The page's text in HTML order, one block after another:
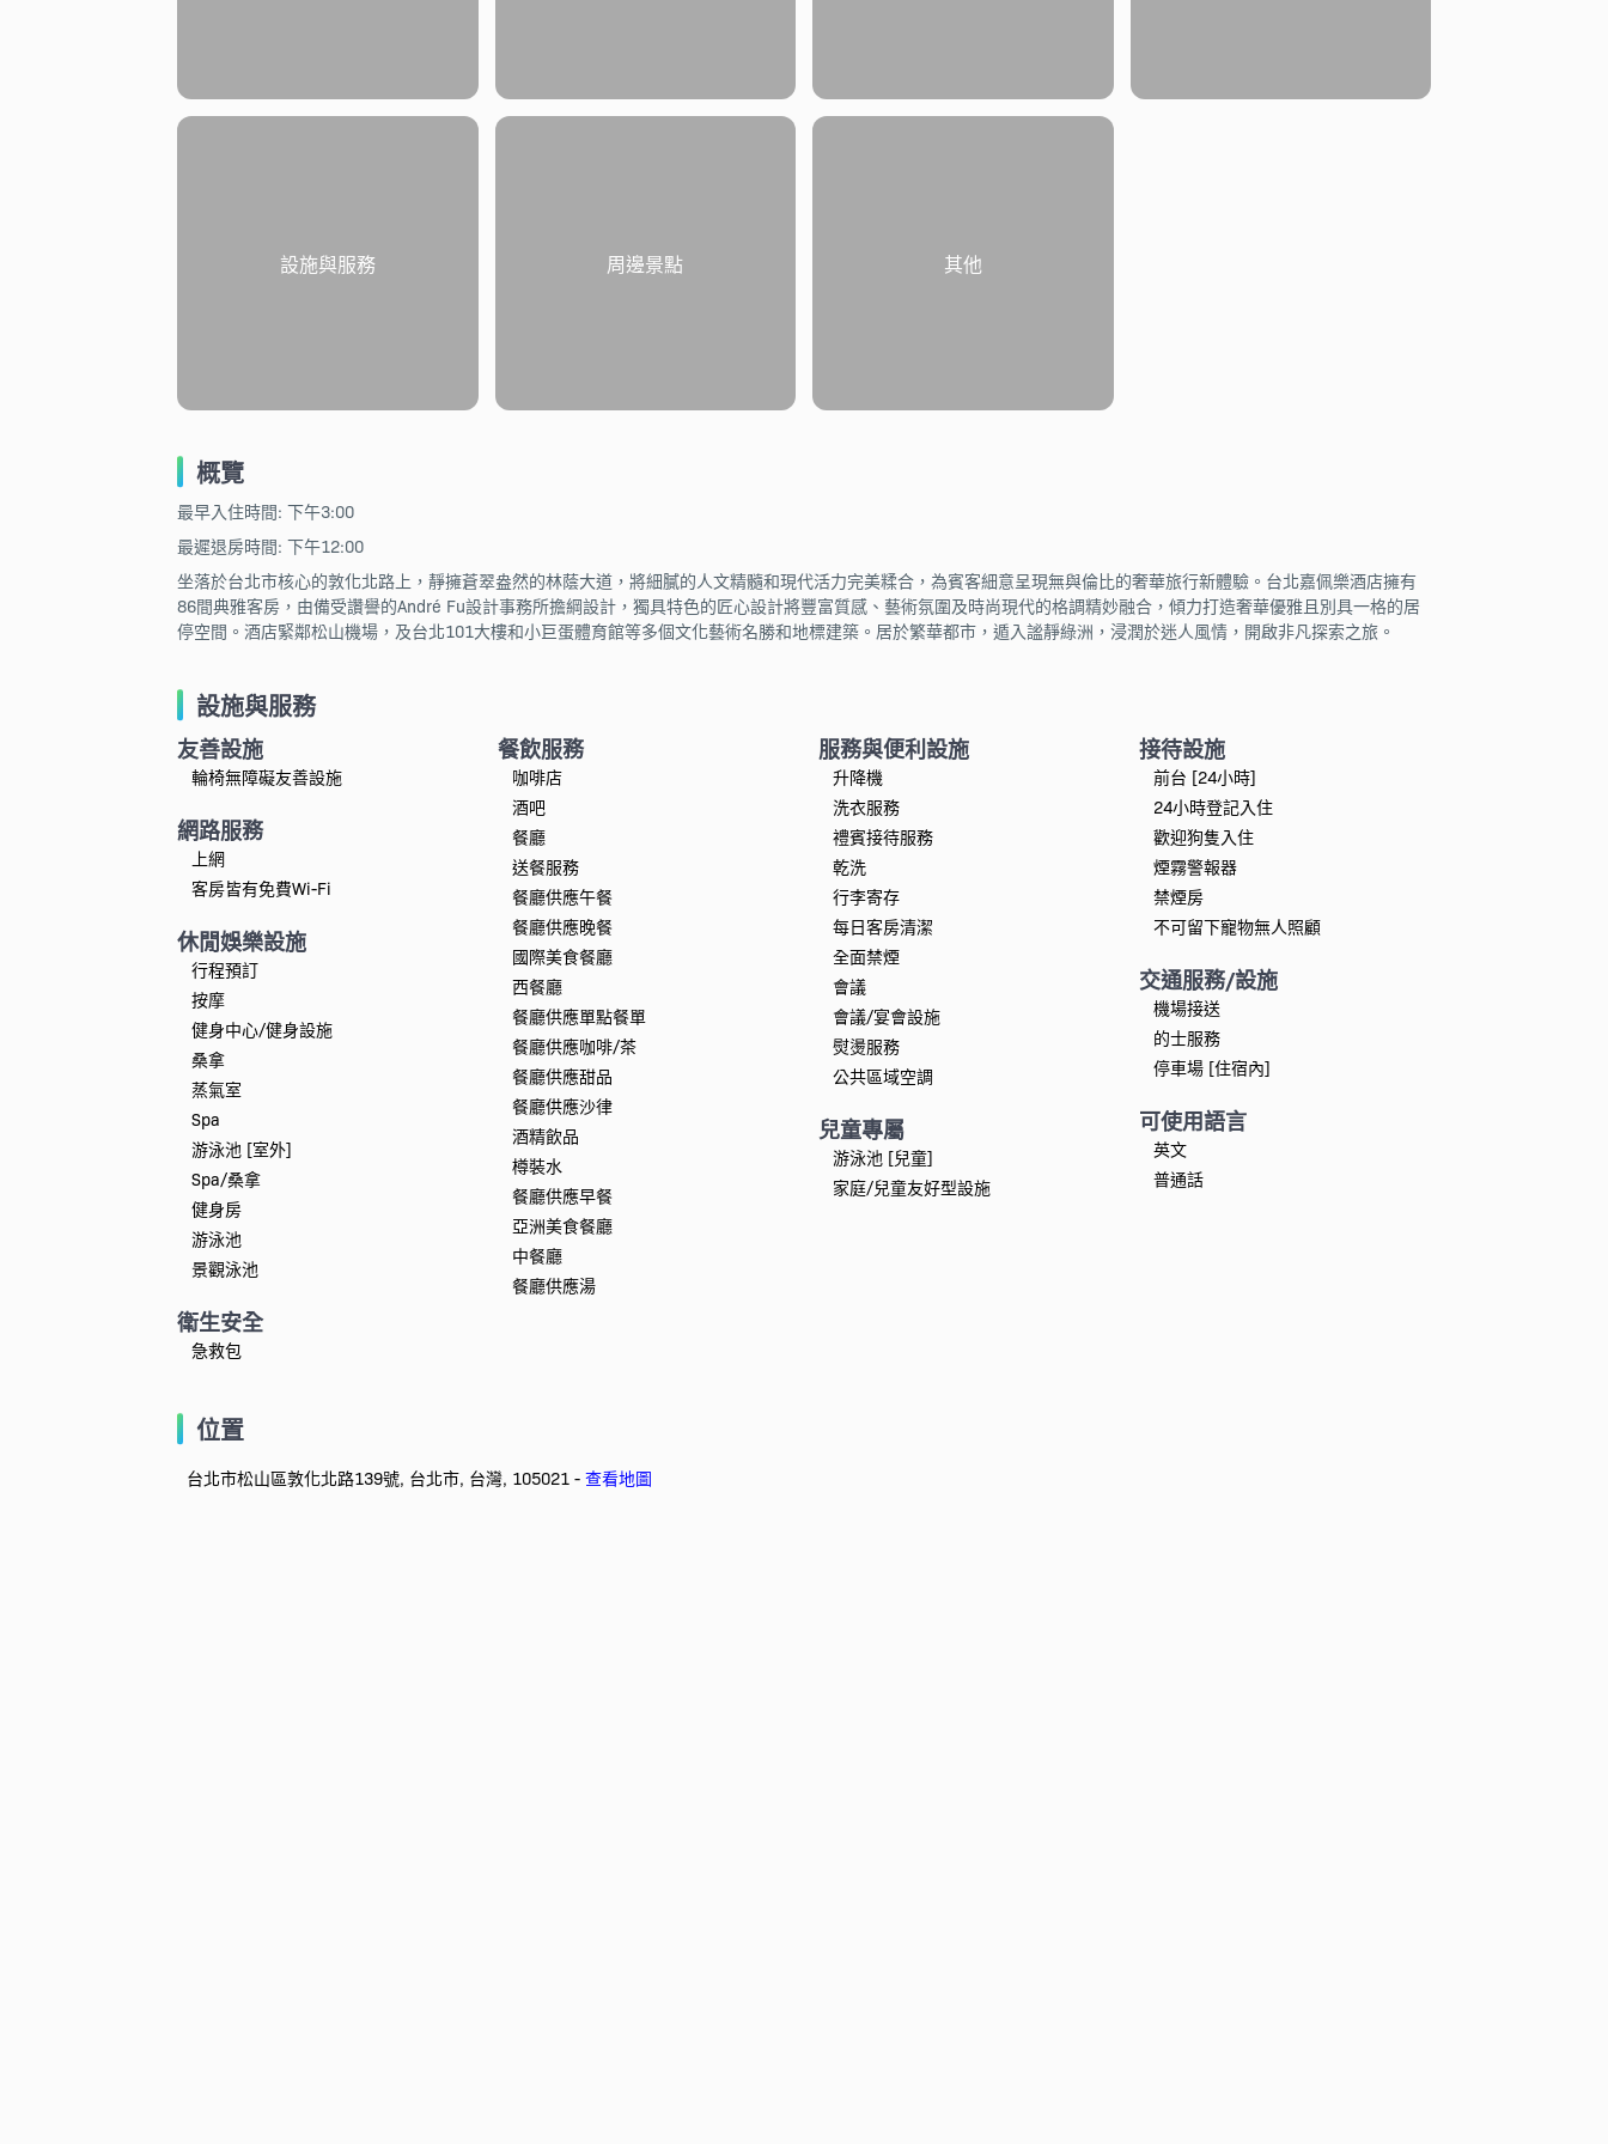
設施與服務 周邊景點 其他
概覽
最早入住時間: 下午3:00
最遲退房時間: 下午12:00
坐落於台北市核心的敦化北路上，靜擁蒼翠盎然的林蔭大道，將細膩的人文精髓和現代活力完美糅合，為賓客細意呈現無與倫比的奢華旅行新體驗。台北嘉佩樂酒店擁有
86間典雅客房，由備受讚譽的André Fu設計事務所擔綱設計，獨具特色的匠心設計將豐富質感、藝術氛圍及時尚現代的格調精妙融合，傾力打造奢華優雅且別具一格的居
停空間。酒店緊鄰松山機場，及台北101大樓和小巨蛋體育館等多個文化藝術名勝和地標建築。居於繁華都市，遁入謐靜綠洲，浸潤於迷人風情，開啟非凡探索之旅。
設施與服務
友善設施
輪椅無障礙友善設施
網路服務
上網
客房皆有免費Wi-Fi
休閒娛樂設施
行程預訂
按摩
健身中心/健身設施
桑拿
蒸氣室
Spa
游泳池 [室外]
Spa/桑拿
健身房
游泳池
景觀泳池
衛生安全
急救包
餐飲服務
咖啡店
酒吧
餐廳
送餐服務
餐廳供應午餐
餐廳供應晚餐
國際美食餐廳
西餐廳
餐廳供應單點餐單
餐廳供應咖啡/茶
餐廳供應甜品
餐廳供應沙律
酒精飲品
樽裝水
餐廳供應早餐
亞洲美食餐廳
中餐廳
餐廳供應湯
服務與便利設施
升降機
洗衣服務
禮賓接待服務
乾洗
行李寄存
每日客房清潔
全面禁煙
會議
會議/宴會設施
熨燙服務
公共區域空調
兒童專屬
游泳池 [兒童]
家庭/兒童友好型設施
接待設施
前台 [24小時]
24小時登記入住
歡迎狗隻入住
煙霧警報器
禁煙房
不可留下寵物無人照顧
交通服務/設施
機場接送
的士服務
停車場 [住宿內]
可使用語言
英文
普通話
位置
台北市松山區敦化北路139號, 台北市, 台灣, 105021 - 查看地圖